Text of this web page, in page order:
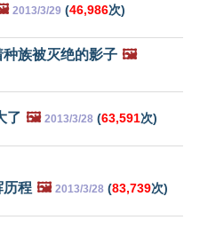
2013/3/29 (46,986次)
族被灭绝的影子 🖼️
了 🖼️ 2013/3/28 (63,591次)
历程 🖼️ 2013/3/28 (83,739次)